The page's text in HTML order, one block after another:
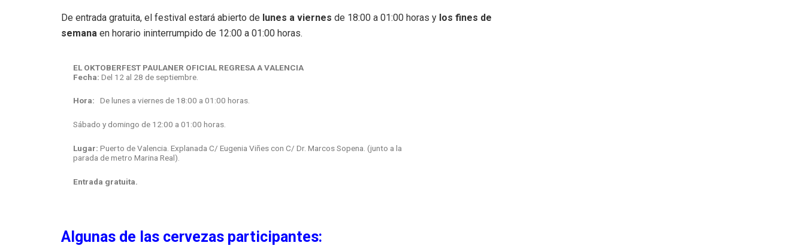
De entrada gratuita, el festival estará abierto de lunes a viernes de 18:00 a 01:00 horas y los fines de
semana en horario ininterrumpido de 12:00 a 01:00 horas.
EL OKTOBERFEST PAULANER OFICIAL REGRESA A VALENCIA
Fecha: Del 12 al 28 de septiembre.
Hora: De lunes a viernes de 18:00 a 01:00 horas.
Sábado y domingo de 12:00 a 01:00 horas.
Lugar: Puerto de Valencia. Explanada C/ Eugenia Viñes con C/ Dr. Marcos Sopena. (junto a la
parada de metro Marina Real).
Entrada gratuita.
Algunas de las cervezas participantes: